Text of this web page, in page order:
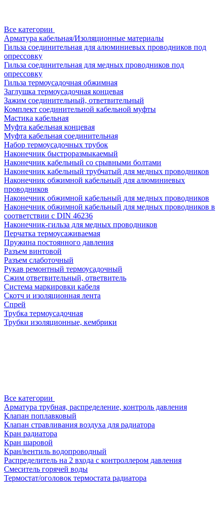
Все категории
Арматура кабельная/Изоляционные материалы
Гильза соединительная для алюминиевых проводников под
опрессовку
Гильза соединительная для медных проводников под
опрессовку
Гильза термоусадочная обжимная
Заглушка термоусадочная концевая
Зажим соединительный, ответвительный
Комплект соединительной кабельной муфты
Мастика кабельная
Муфта кабельная концевая
Муфта кабельная соединительная
Набор термоусадочных трубок
Наконечник быстроразмыкаемый
Наконечник кабельный со срывными болтами
Наконечник кабельный трубчатый для медных проводников
Наконечник обжимной кабельный для алюминиевых
проводников
Наконечник обжимной кабельный для медных проводников
Наконечник обжимной кабельный для медных проводников в
соответствии с DIN 46236
Наконечник-гильза для медных проводников
Перчатка термоусаживаемая
Пружина постоянного давления
Разъем винтовой
Разъем слаботочный
Рукав ремонтный термоусадочный
Сжим ответвительный, ответвитель
Система маркировки кабеля
Скотч и изоляционная лента
Спрей
Трубка термоусадочная
Трубки изоляционные, кембрики
Все категории
Арматура трубная, распределение, контроль давления
Клапан поплавковый
Клапан стравливания воздуха для радиатора
Кран радиатора
Кран шаровой
Кран/вентиль водопроводный
Распределитель на 2 входа с контроллером давления
Смеситель горячей воды
Термостат/оголовок термостата радиатора